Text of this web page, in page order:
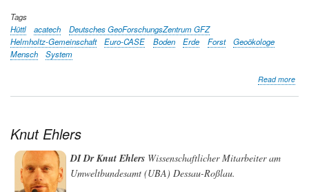
Tags
Hüttl
acatech
Deutsches GeoForschungsZentrum GFZ
Helmholtz-Gemeinschaft
Euro-CASE Boden Erde Forst
Geoökologe
Mensch
System
Read more
Knut Ehlers
DI Dr Knut Ehlers Wissenschaftlicher Mitarbeiter am
Umweltbundesamt (UBA) Dessau-Roßlau.